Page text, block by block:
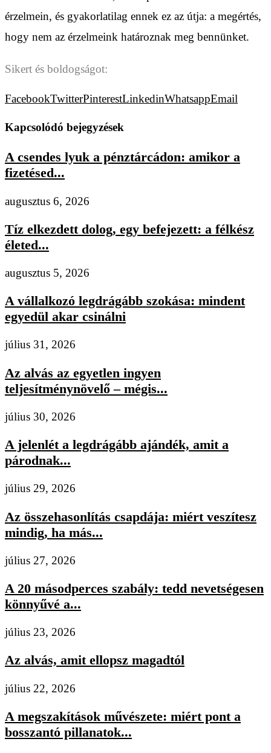
érzelmein, és gyakorlatilag ennek ez az útja: a megértés,
hogy nem az érzelmeink határoznak meg bennünket.
Sikert és boldogságot:
FacebookTwitterPinterestLinkedinWhatsappEmail
Kapcsolódó bejegyzések
A csendes lyuk a pénztárcádon: amikor a
fizetésed...
augusztus 6, 2026
Tíz elkezdett dolog, egy befejezett: a félkész
életed...
augusztus 5, 2026
A vállalkozó legdrágább szokása: mindent
egyedül akar csinálni
július 31, 2026
Az alvás az egyetlen ingyen
teljesítménynövelő – mégis...
július 30, 2026
A jelenlét a legdrágább ajándék, amit a
párodnak...
július 29, 2026
Az összehasonlítás csapdája: miért veszítesz
mindig, ha más...
július 27, 2026
A 20 másodperces szabály: tedd nevetségesen
könnyűvé a...
július 23, 2026
Az alvás, amit ellopsz magadtól
július 22, 2026
A megszakítások művészete: miért pont a
bosszantó pillanatok...